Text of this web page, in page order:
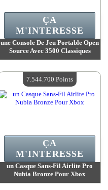
une Console De Jeu Portable Open
Source Avec 3500 Classiques
Quantité Disponible :4
ÇA
M'INTERESSE
un Casque Sans-Fil Airlite Pro
Nubia Bronze Pour Xbox
ÇA
M'INTERESSE
7.544.700 Points